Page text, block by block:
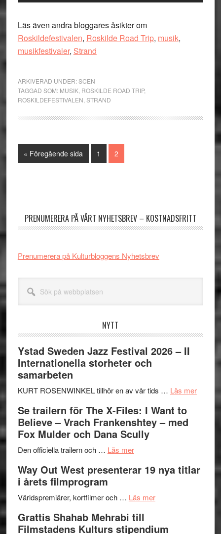
Läs även andra bloggares åsikter om
Roskildefestivalen, Roskilde Road Trip, musik,
musikfestivaler, Strand
ARKIVERAD UNDER:SCEN
TAGGAD SOM: MUSIK, ROSKILDE ROAD TRIP,
ROSKILDEFESTIVALEN STRAND
« Go
to
Föregående sida Sida
1 Sida
2
PRENUMERERA PÅ VÅRT NYHETSBREV – KOSTNADSFRITT
Prenumerera på Kulturbloggens Nyhetsbrev
webbplatsen
NYTT
Ystad Sweden Jazz Festival 2026 – II
Internationella storheter och
samarbeten
KURT ROSENWINKEL tillhör en av vår tids … Läs merom
II
Se trailern för The X-Files: I Want to
Believe – Vrach Frankenshtey – med
Fox Mulder och Dana Scully
Den officiella trailern och … Läs merom
trailern
The
Files:
Way Out West presenterar 19 nya titlar
i årets filmprogram
Världspremiärer, kortfilmer och … Läs merom
Grattis Shahab Mehrabi till
Filmstadens Kulturs stipendium